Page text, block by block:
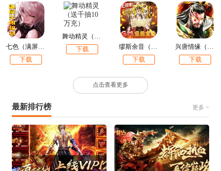
七色（满屏无限福利）
下载
舞动精灵（送千抽10万充）
下载
缪斯余音（GM圣兽全免）
下载
兴唐情缘（GM全免万充）
下载
点击查看更多
最新排行榜 更多 >